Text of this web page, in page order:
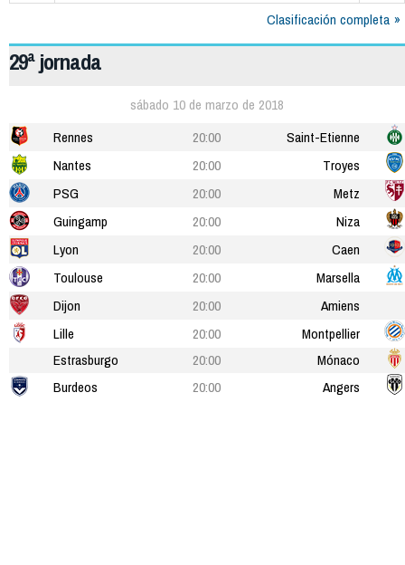
Clasificación completa
29ª jornada
sábado 10 de marzo de 2018
Rennes
20:00
Saint-Etienne
Nantes
20:00
Troyes
PSG
20:00
Metz
Guingamp
20:00
Niza
Lyon
20:00
Caen
Toulouse
20:00
Marsella
Dijon
20:00
Amiens
Lille
20:00
Montpellier
Estrasburgo
20:00
Mónaco
Burdeos
20:00 Angers